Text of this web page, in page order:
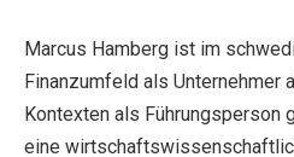
Marcus Hamberg ist im
Finanzumfeld als Unternehmer
Kontexten als Führungsperson
eine